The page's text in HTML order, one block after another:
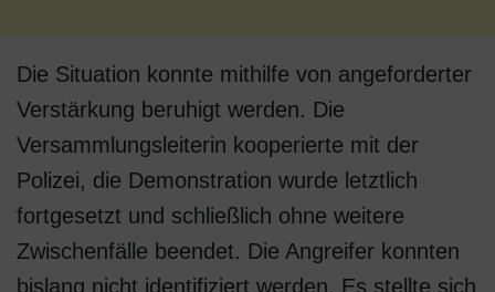
Die Situation konnte mithilfe von angeforderter
Verstärkung beruhigt werden. Die
Versammlungsleiterin kooperierte mit der
Polizei, die Demonstration wurde letztlich
fortgesetzt und schließlich ohne weitere
Zwischenfälle beendet. Die Angreifer konnten
bislang nicht identifiziert werden. Es stellte sich